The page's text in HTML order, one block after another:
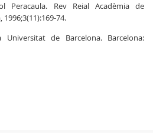
Peracaula. Rev Reial Acadèmia de
74.
Universitat de Barcelona. Barcelona: